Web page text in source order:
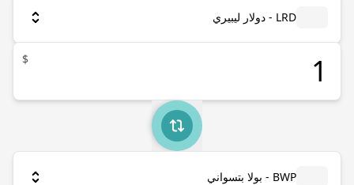
LRD - دولار ليبيري
$
BWP - بولا بتسواني